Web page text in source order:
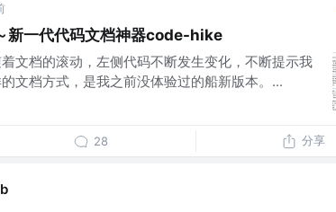
新一代代码文档神器code-hike
文档的滚动，左侧代码不断发生变化，不断提示我
文档方式，是我之前没体验过的船新版本。...
28 分享